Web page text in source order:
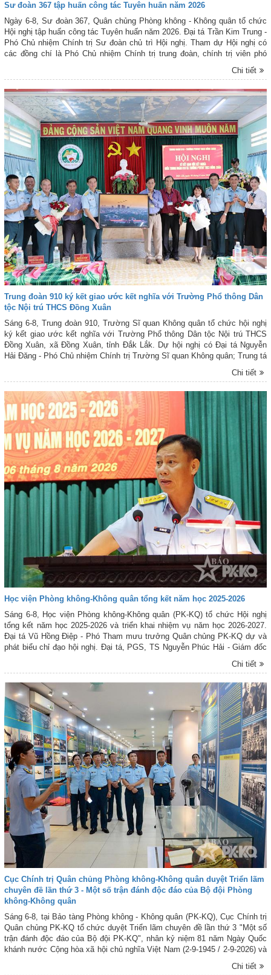
Sư đoàn 367 tập huấn công tác Tuyên huấn năm 2026
Ngày 6-8, Sư đoàn 367, Quân chủng Phòng không - Không quân tổ chức
Hội nghị tập huấn công tác Tuyên huấn năm 2026. Đại tá Trần Kim Trung -
Phó Chủ nhiệm Chính trị Sư đoàn chủ trì Hội nghị. Tham dự Hội nghị có
các đồng chí là Phó Chủ nhiệm Chính trị trung đoàn, chính trị viên phó
Tiểu đoàn Huấn luyện chiến sĩ mới; trợ lý chính trị, trợ lý tuyên huấn các
Chi tiết
Trung đoàn 910 ký kết giao ước kết nghĩa với Trường Phổ thông Dân
tộc Nội trú THCS Đồng Xuân
Sáng 6-8, Trung đoàn 910, Trường Sĩ quan Không quân tổ chức hội nghị
ký kết giao ước kết nghĩa với Trường Phổ thông Dân tộc Nội trú THCS
Đồng Xuân, xã Đồng Xuân, tỉnh Đắk Lắk. Dự hội nghị có Đại tá Nguyễn
Hải Đăng - Phó Chủ nhiệm Chính trị Trường Sĩ quan Không quân; Trung tá
Nguyễn Đình Dũng - Phó Chính ủy Trung đoàn 910; đồng chí Nguyễn Khắc
Dũng - Phó Chủ tịch UBND xã Đồng Xuân; đồng chí Huỳnh Ngọc Sáng -
dự có đại diện lãnh đạo, chỉ huy các cơ quan, đơn vị thuộc Trung đoàn
910; cán bộ, giáo viên Trường Phổ thông Dân tộc Nội trú THCS Đồng
Xuân.
Chi tiết
Học viện Phòng không-Không quân tổng kết năm học 2025-2026
Sáng 6-8, Học viện Phòng không-Không quân (PK-KQ) tổ chức Hội nghị
tổng kết năm học 2025-2026 và triển khai nhiệm vụ năm học 2026-2027.
Đại tá Vũ Hồng Điệp - Phó Tham mưu trưởng Quân chủng PK-KQ dự và
phát biểu chỉ đạo hội nghị. Đại tá, PGS, TS Nguyễn Phúc Hải - Giám đốc
Chi tiết
Cục Chính trị Quân chủng Phòng không-Không quân duyệt Triển lãm
chuyên đề lần thứ 3 - Một số trận đánh độc đáo của Bộ đội Phòng
không-Không quân
Sáng 6-8, tại Bảo tàng Phòng không - Không quân (PK-KQ), Cục Chính trị
Quân chủng PK-KQ tổ chức duyệt Triển lãm chuyên đề lần thứ 3 "Một số
trận đánh độc đáo của Bộ đội PK-KQ", nhân kỷ niệm 81 năm Ngày Quốc
khánh nước Cộng hòa xã hội chủ nghĩa Việt Nam (2-9-1945 / 2-9-2026) và
1963 / 22-10-2026). Thiếu tướng Hoàng Văn Lâu - Ủy viên Ban Thường vụ
Chi tiết